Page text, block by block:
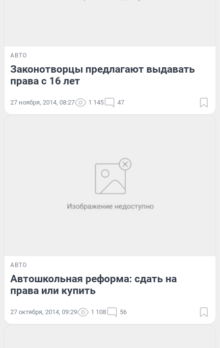
АВТО
Законотворцы предлагают выдавать
права с 16 лет
27 ноября, 2014, 08:27 1 145 47
АВТО
Автошкольная реформа: сдать на
права или купить
27 октября, 2014, 09:29 1 108 56